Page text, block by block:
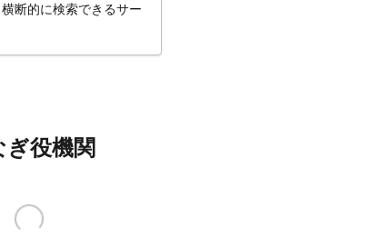
横断的に検索できるサー
ぎ役機関